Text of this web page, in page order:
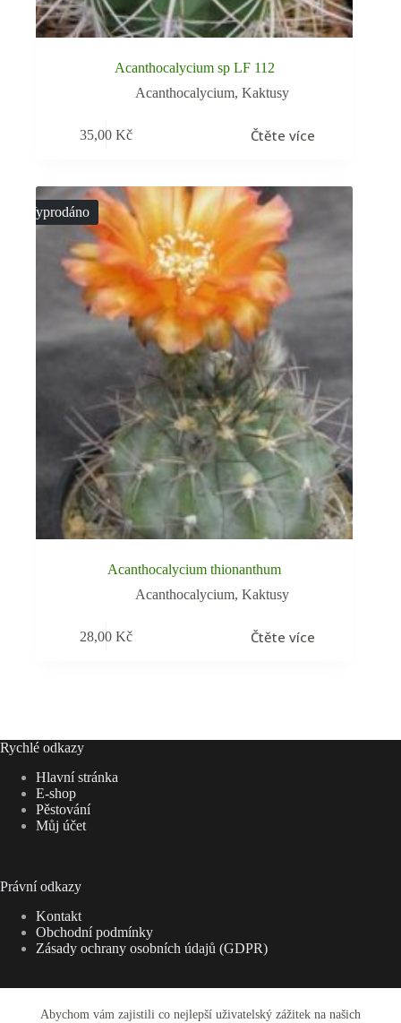
Abychom vám zajistili co nejlepší uživatelský zážitek na našich
Acanthocalycium sp LF 112
Acanthocalycium,Kaktusy
35,00Kč Čtěte více
Vyprodáno
Acanthocalycium thionanthum
Acanthocalycium,Kaktusy
28,00Kč Čtěte více
Rychlé odkazy
Hlavní stránka
E-shop
Pěstování
Můj účet
Právní odkazy
Kontakt
Obchodní podmínky
Zásady ochrany osobních údajů (GDPR)